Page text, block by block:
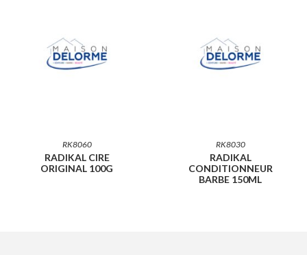
RK8060
RADIKAL CIRE
ORIGINAL 100G
RK8030
RADIKAL
CONDITIONNEUR
BARBE 150ML